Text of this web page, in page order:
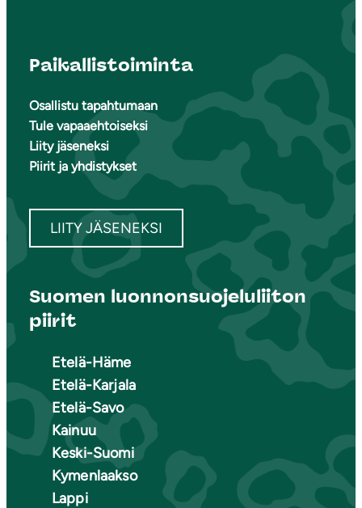
Paikallistoiminta
Osallistu tapahtumaan
Tule vapaaehtoiseksi
Liity jäseneksi
Piirit ja yhdistykset
LIITY JÄSENEKSI
Suomen luonnonsuojeluliiton
piirit
Etelä-Häme
Etelä-Karjala
Etelä-Savo
Kainuu
Keski-Suomi
Kymenlaakso
Lappi